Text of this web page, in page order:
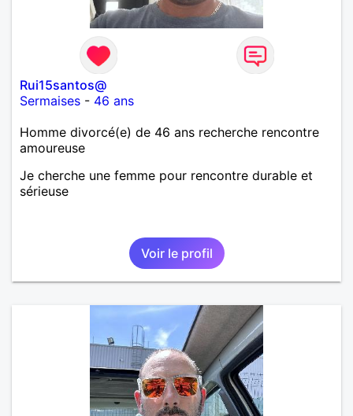
Rui15santos@
Sermaises - 46 ans
Homme divorcé(e) de 46 ans recherche rencontre
amoureuse
Je cherche une femme pour rencontre durable et
sérieuse
Voir le profil